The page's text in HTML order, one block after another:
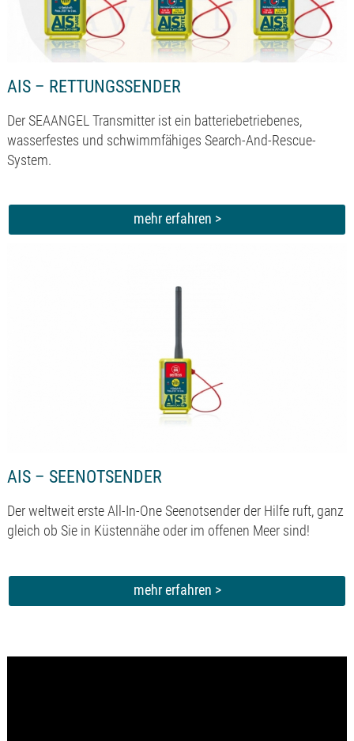
AIS – RETTUNGSSENDER
Der SEAANGEL Transmitter ist ein batteriebetriebenes,
wasserfestes und schwimmfähiges Search-And-Rescue-
System.
mehr erfahren >
AIS – SEENOTSENDER
Der weltweit erste All-In-One Seenotsender der Hilfe ruft, ganz
gleich ob Sie in Küstennähe oder im offenen Meer sind!
mehr erfahren >